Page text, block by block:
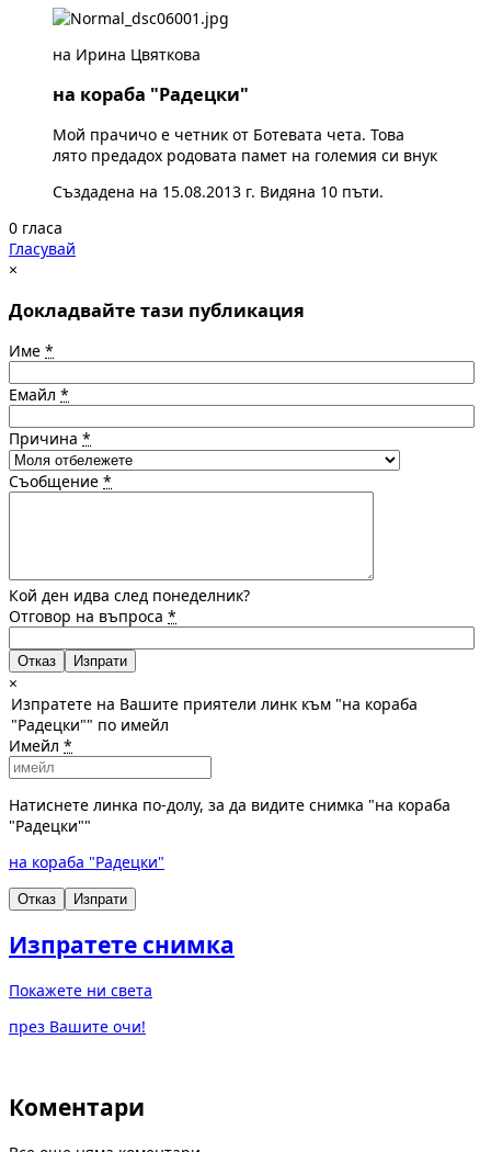
на Ирина Цвяткова
на кораба "Радецки"
Мой прачичо е четник от Ботевата чета. Това
лято предадох родовата памет на големия си внук
Създадена на 15.08.2013 г. Видяна 10 пъти.
0 гласа
Гласувай
×
Докладвайте тази публикация
Име *
Емайл *
Причина *
Съобщение *
Кой ден идва след понеделник?
Отговор на въпроса *
Отказ
×
Изпратете на Вашите приятели линк към "на кораба
"Радецки"" по имейл
Имейл *
Натиснете линка по-долу, за да видите снимка "на кораба
"Радецки""
на кораба "Радецки"
Отказ Изпрати
Изпратете снимка
Покажете ни света
през Вашите очи!
Коментари